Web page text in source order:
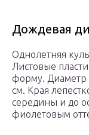
Дождевая
Однолетняя
Листовые
форму. Диаметр
см. Края
середины и до
фиолетовым